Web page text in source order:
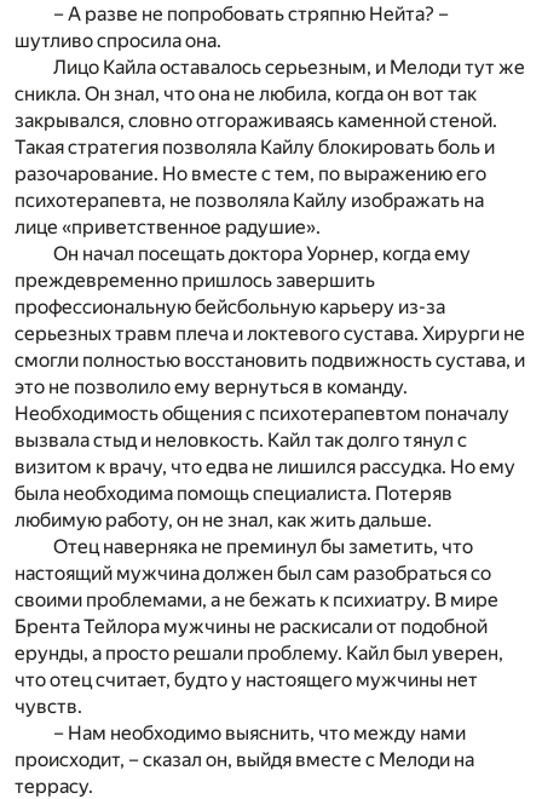
– А разве не попробовать стряпню Нейта? –
шутливо спросила она.
Лицо Кайла оставалось серьезным, и Мелоди тут же
сникла. Он знал, что она не любила, когда он вот так
закрывался, словно отгораживаясь каменной стеной.
Такая стратегия позволяла Кайлу блокировать боль и
разочарование. Но вместе с тем, по выражению его
психотерапевта, не позволяла Кайлу изображать на
лице «приветственное радушие».
Он начал посещать доктора Уорнер, когда ему
преждевременно пришлось завершить
профессиональную бейсбольную карьеру из-за
серьезных травм плеча и локтевого сустава. Хирурги не
смогли полностью восстановить подвижность сустава, и
это не позволило ему вернуться в команду.
Необходимость общения с психотерапевтом поначалу
вызвала стыд и неловкость. Кайл так долго тянул с
визитом к врачу, что едва не лишился рассудка. Но ему
была необходима помощь специалиста. Потеряв
любимую работу, он не знал, как жить дальше.
Отец наверняка не преминул бы заметить, что
настоящий мужчина должен был сам разобраться со
своими проблемами, а не бежать к психиатру. В мире
Брента Тейлора мужчины не раскисали от подобной
ерунды, а просто решали проблему. Кайл был уверен,
что отец считает, будто у настоящего мужчины нет
чувств.
– Нам необходимо выяснить, что между нами
происходит, – сказал он, выйдя вместе с Мелоди на
террасу.